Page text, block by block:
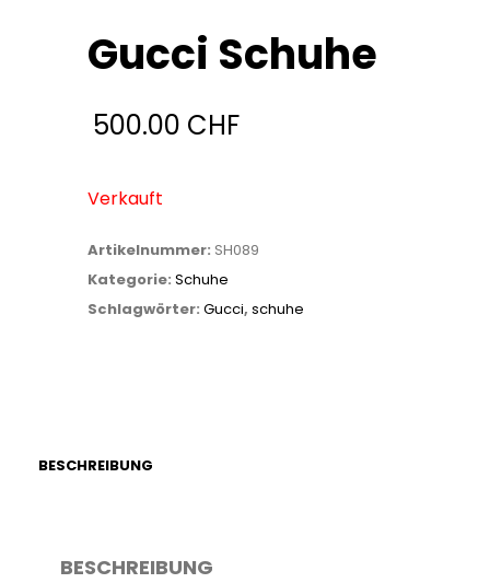
Gucci Schuhe
500.00 CHF
Verkauft
Artikelnummer: SH089
Kategorie: Schuhe
Schlagwörter: Gucci, schuhe
BESCHREIBUNG
BESCHREIBUNG